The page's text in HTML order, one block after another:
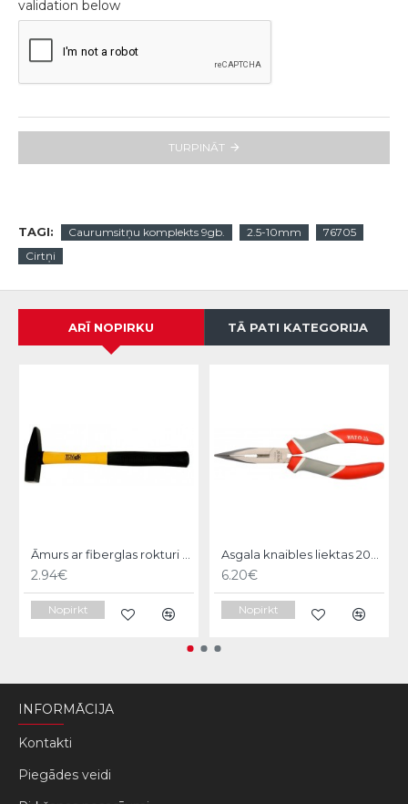
validation below
TURPINĀT
TAGI: Caurumsitņu komplekts 9gb. 2.5-10mm
76705
Cirtņi
ARĪ NOPIRKU TĀ PATI KATEGORIJA
Āmurs ar fiberglas rokturi 300g, Strend Pro
2.94€
Nopirkt
Asgala knaibles liektas 200mm YATO
6.20€
Nopirkt
INFORMĀCIJA
Kontakti
Piegādes veidi